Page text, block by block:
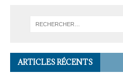
ARTICLES RÉCENTS